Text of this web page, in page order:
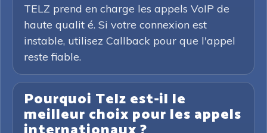
TELZ prend en charge les appels VoIP de
haute qualit é. Si votre connexion est
instable, utilisez Callback pour que l'appel
reste fiable.
Pourquoi Telz est-il le
meilleur choix pour les appels